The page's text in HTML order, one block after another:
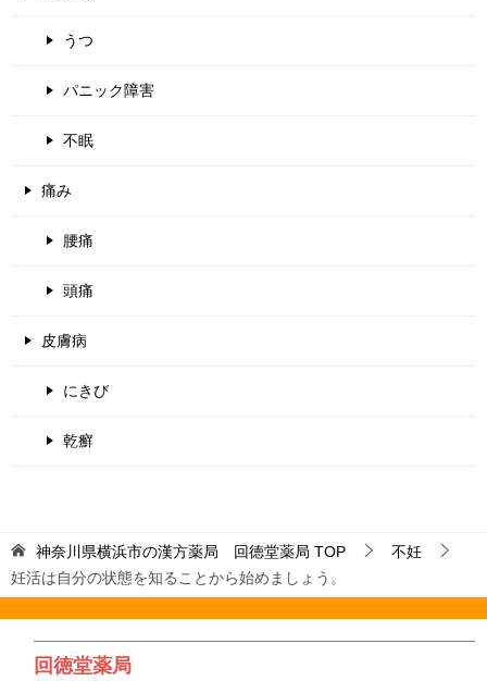
うつ
パニック障害
不眠
痛み
腰痛
頭痛
皮膚病
にきび
乾癬
神奈川県横浜市の漢方薬局 回徳堂薬局 TOP
不妊
妊活は自分の状態を知ることから始めましょう。
回徳堂薬局